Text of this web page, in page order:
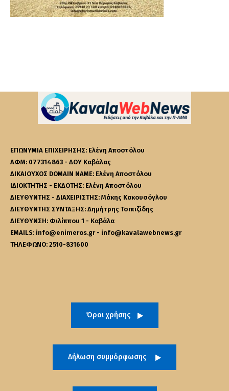
ΕΠΩΝΥΜΙΑ ΕΠΙΧΕΙΡΗΣΗΣ: Ελένη Αποστόλου
ΑΦΜ: 077314863 - ΔΟΥ Καβάλας
ΔΙΚΑΙΟΥΧΟΣ DOMAIN NAME: Ελένη Αποστόλου
ΙΔΙΟΚΤΗΤΗΣ - ΕΚΔΟΤΗΣ: Ελένη Αποστόλου
ΔΙΕΥΘΥΝΤΗΣ - ΔΙΑΧΕΙΡΙΣΤΗΣ: Μάκης Κακουσόγλου
ΔΙΕΥΘΥΝΤΗΣ ΣΥΝΤΑΞΗΣ: Δημήτρης Τσιπιζίδης
ΔΙΕΥΘΥΝΣΗ: Φιλίππου 1 - Καβάλα
EMAILS: info@enimeros.gr - info@kavalawebnews.gr
ΤΗΛΕΦΩΝΟ: 2510-831600
Όροι χρήσης
Δήλωση συμμόρφωσης